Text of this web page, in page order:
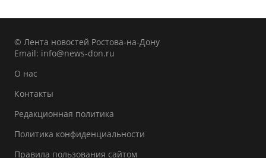
© Лента новостей Ростова-на-Дону
Email: info@news-don.ru
О нас
Контакты
Редакционная политика
Политика конфиденциальности
Правила пользования сайтом